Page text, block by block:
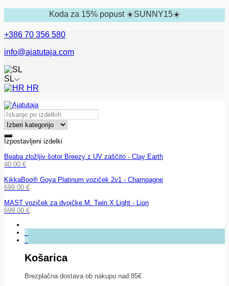
Koda za 15% popust ☀️SUNNY15☀️
+386 70 356 580
info@ajatutaja.com
SL
HR
Izpostavljeni izdelki
Beaba zložljiv šotor Breezy z UV zaščito - Clay Earth
40.00 €
KikkaBoo® Goya Platinum voziček 2v1 - Champagne
699.00 €
MAST voziček za dvojčke M. Twin X Light - Lion
699.00 €
0
0
Košarica
Brezplačna dostava ob nakupu nad 85€